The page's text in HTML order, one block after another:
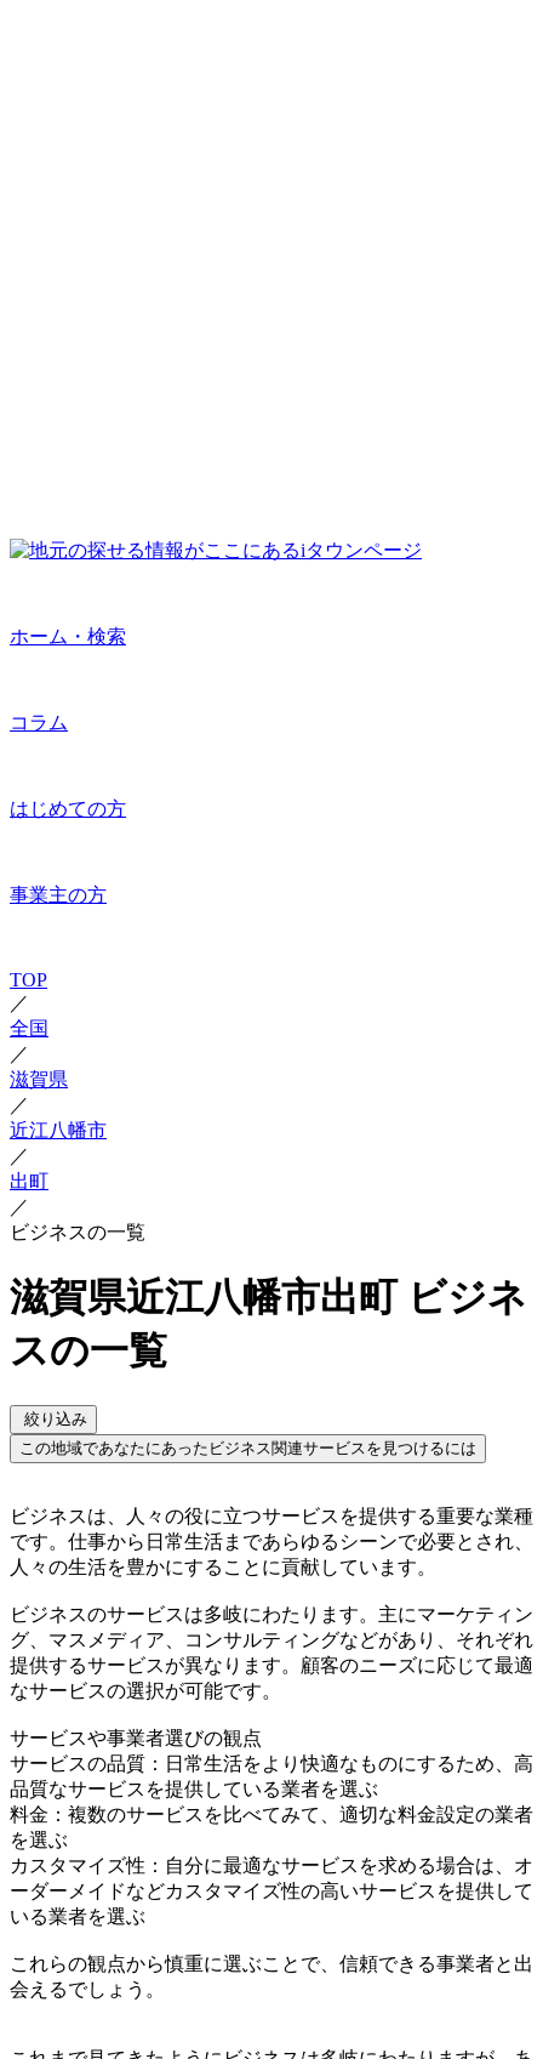
ホーム・検索
コラム
はじめての方
事業主の方
TOP
／
全国
／
滋賀県
／
近江八幡市
／
出町
／
ビジネスの一覧
滋賀県近江八幡市出町 ビジネ
スの一覧
絞り込み
この地域であなたにあったビジネス関連サービスを見つけるには
ビジネスは、人々の役に立つサービスを提供する重要な業種
です。仕事から日常生活まであらゆるシーンで必要とされ、
人々の生活を豊かにすることに貢献しています。
ビジネスのサービスは多岐にわたります。主にマーケティン
グ、マスメディア、コンサルティングなどがあり、それぞれ
提供するサービスが異なります。顧客のニーズに応じて最適
なサービスの選択が可能です。
サービスや事業者選びの観点
サービスの品質：日常生活をより快適なものにするため、高
品質なサービスを提供している業者を選ぶ
料金：複数のサービスを比べてみて、適切な料金設定の業者
を選ぶ
カスタマイズ性：自分に最適なサービスを求める場合は、オ
ーダーメイドなどカスタマイズ性の高いサービスを提供して
いる業者を選ぶ
これらの観点から慎重に選ぶことで、信頼できる事業者と出
会えるでしょう。